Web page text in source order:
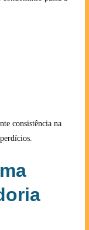
consistência na